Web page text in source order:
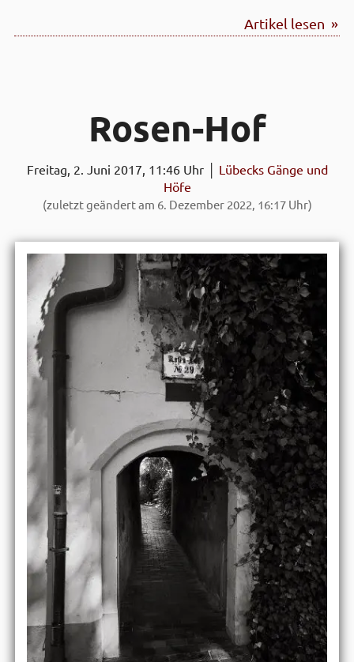
Artikel lesen »
Rosen-Hof
Freitag, 2. Juni 2017, 11:46 Uhr │ Lübecks Gänge und
Höfe
(zuletzt geändert am 6. Dezember 2022, 16:17 Uhr)